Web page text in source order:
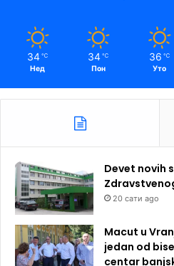
34 ℃
Нед
34 ℃
Пон
36 ℃
Уто
Devet novih
20 сати ago
Macut u
jedan od
centar